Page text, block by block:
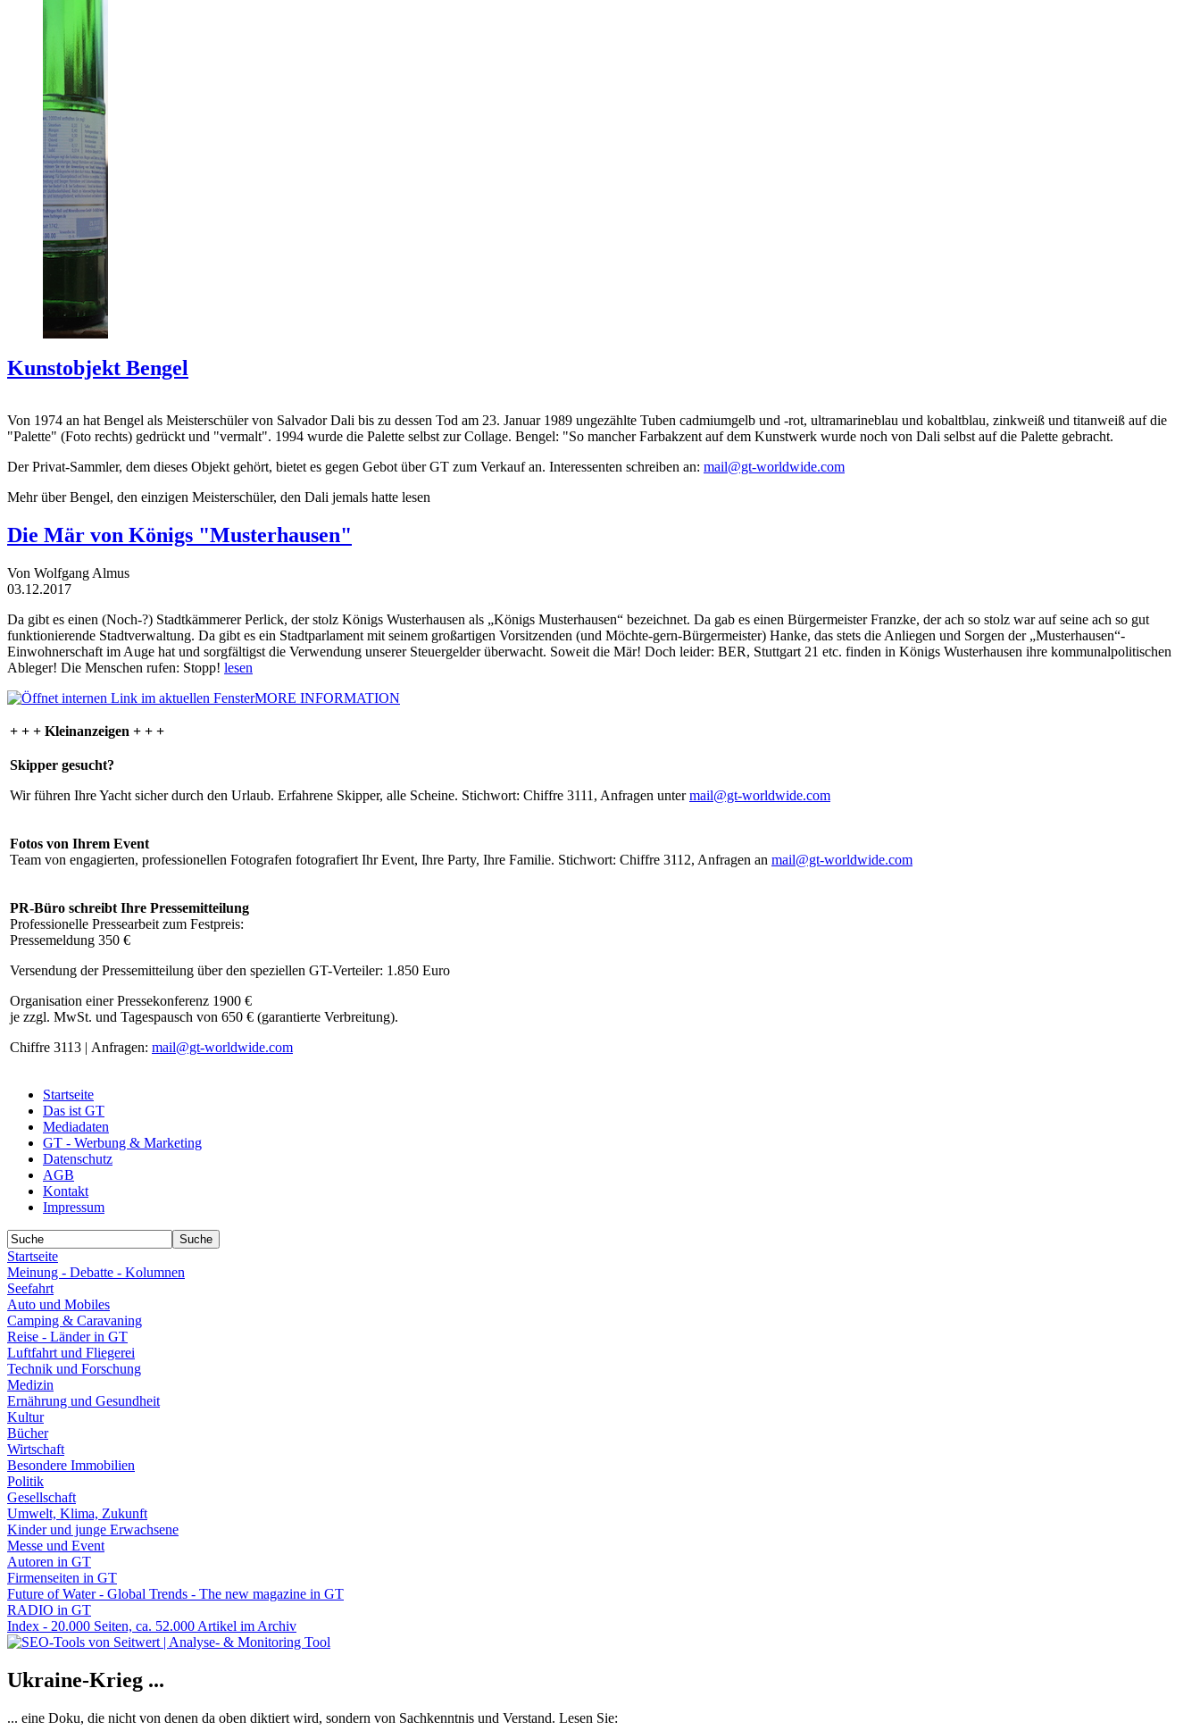
Kunstobjekt Bengel
Von 1974 an hat Bengel als Meisterschüler von Salvador Dali bis zu dessen Tod am 23. Januar 1989 ungezählte Tuben cadmiumgelb und -rot, ultramarineblau und kobaltblau, zinkweiß und titanweiß auf die
"Palette" (Foto rechts) gedrückt und "vermalt". 1994 wurde die Palette selbst zur Collage. Bengel: "So mancher Farbakzent auf dem Kunstwerk wurde noch von Dali selbst auf die Palette gebracht.
Der Privat-Sammler, dem dieses Objekt gehört, bietet es gegen Gebot über GT zum Verkauf an. Interessenten schreiben an: mail@gt-worldwide.com
Mehr über Bengel, den einzigen Meisterschüler, den Dali jemals hatte lesen
Die Mär von Königs "Musterhausen"
Von Wolfgang Almus
03.12.2017
Da gibt es einen (Noch-?) Stadtkämmerer Perlick, der stolz Königs Wusterhausen als „Königs Musterhausen“ bezeichnet. Da gab es einen Bürgermeister Franzke, der ach so stolz war auf seine ach so gut
funktionierende Stadtverwaltung. Da gibt es ein Stadtparlament mit seinem großartigen Vorsitzenden (und Möchte-gern-Bürgermeister) Hanke, das stets die Anliegen und Sorgen der „Musterhausen“-
Einwohnerschaft im Auge hat und sorgfältigst die Verwendung unserer Steuergelder überwacht. Soweit die Mär! Doch leider: BER, Stuttgart 21 etc. finden in Königs Wusterhausen ihre kommunalpolitischen
Ableger! Die Menschen rufen: Stopp! lesen
MORE INFORMATION
+ + + Kleinanzeigen + + +
Skipper gesucht?
Wir führen Ihre Yacht sicher durch den Urlaub. Erfahrene Skipper, alle Scheine. Stichwort: Chiffre 3111, Anfragen untermail@gt-worldwide.com
Fotos von Ihrem Event
Team von engagierten, professionellen Fotografen fotografiert Ihr Event, Ihre Party, Ihre Familie. Stichwort: Chiffre 3112, Anfragen an mail@gt-worldwide.com
PR-Büro schreibt Ihre Pressemitteilung
Professionelle Pressearbeit zum Festpreis:
Pressemeldung 350 €
Versendung der Pressemitteilung über den speziellen GT-Verteiler: 1.850 Euro
Organisation einer Pressekonferenz 1900 €
je zzgl. MwSt. und Tagespausch von 650 € (garantierte Verbreitung).
Chiffre 3113 | Anfragen: mail@gt-worldwide.com
Startseite
Das ist GT
Mediadaten
GT - Werbung & Marketing
Datenschutz
AGB
Kontakt
Impressum
Startseite
Meinung - Debatte - Kolumnen
Seefahrt
Auto und Mobiles
Camping & Caravaning
Reise - Länder in GT
Luftfahrt und Fliegerei
Technik und Forschung
Medizin
Ernährung und Gesundheit
Kultur
Bücher
Wirtschaft
Besondere Immobilien
Politik
Gesellschaft
Umwelt, Klima, Zukunft
Kinder und junge Erwachsene
Messe und Event
Autoren in GT
Firmenseiten in GT
Future of Water - Global Trends - The new magazine in GT
RADIO in GT
Index - 20.000 Seiten, ca. 52.000 Artikel im Archiv
Ukraine-Krieg ...
... eine Doku, die nicht von denen da oben diktiert wird, sondern von Sachkenntnis und Verstand. Lesen Sie: